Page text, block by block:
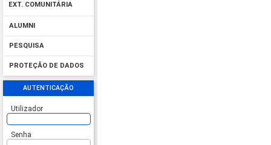
EXT. COMUNITÁRIA
ALUMNI
PESQUISA
PROTEÇÃO DE DADOS
AUTENTICAÇÃO
Utilizador
Senha